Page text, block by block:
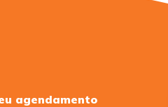
agendamento